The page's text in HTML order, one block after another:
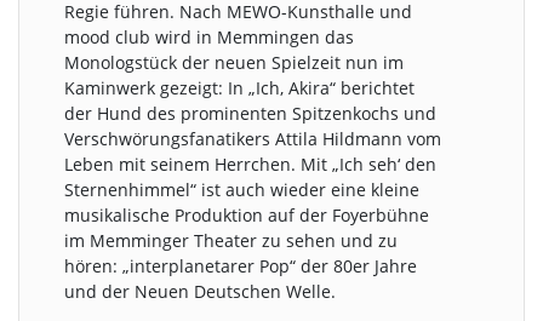
Regie führen. Nach MEWO-Kunsthalle und
mood club wird in Memmingen das
Monologstück der neuen Spielzeit nun im
Kaminwerk gezeigt: In „Ich, Akira“ berichtet
der Hund des prominenten Spitzenkochs und
Verschwörungsfanatikers Attila Hildmann vom
Leben mit seinem Herrchen. Mit „Ich seh‘ den
Sternenhimmel“ ist auch wieder eine kleine
musikalische Produktion auf der Foyerbühne
im Memminger Theater zu sehen und zu
hören: „interplanetarer Pop“ der 80er Jahre
und der Neuen Deutschen Welle.